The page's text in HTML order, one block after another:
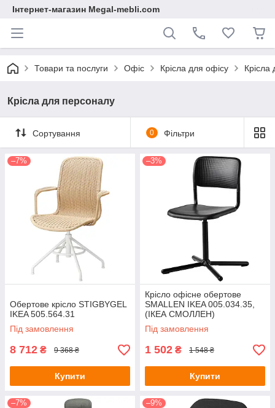
Інтернет-магазин Megal-mebli.com
Товари та послуги Офіс Крісла для офісу Крісла
Крісла для персоналу
Сортування 0 Фільтри
–7%
Обертове крісло STIGBYGEL
IKEA 505.564.31
Під замовлення
8 712 ₴ 9 368 ₴
Купити
–3%
Крісло офісне обертове
SMALLEN IKEA 005.034.35,
(ІКЕА СМОЛЛЕН)
Під замовлення
1 502 ₴ 1 548 ₴
Купити
–7% –9%